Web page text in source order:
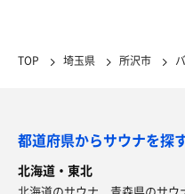
TOP 埼玉県 所沢市
都道府県からサウナを探
北海道・東北
北海道のサウナ 青森県のサウ